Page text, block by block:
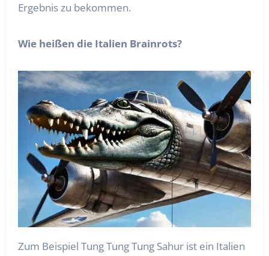
Ergebnis zu bekommen.
Wie heißen die Italien Brainrots?
Zum Beispiel Tung Tung Tung Sahur ist ein Italien